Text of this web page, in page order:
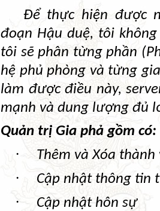
Để thực hiện được
đoạn Hậu duệ, tôi
tôi sẽ phân từng phần
hệ phủ phòng và từng
làm được điều này,
mạnh và dung lượng đủ
Quản trị Gia phả gồm có:
· Thêm và Xóa
· Cập nhật thông tin
· Cập nhật hôn sự